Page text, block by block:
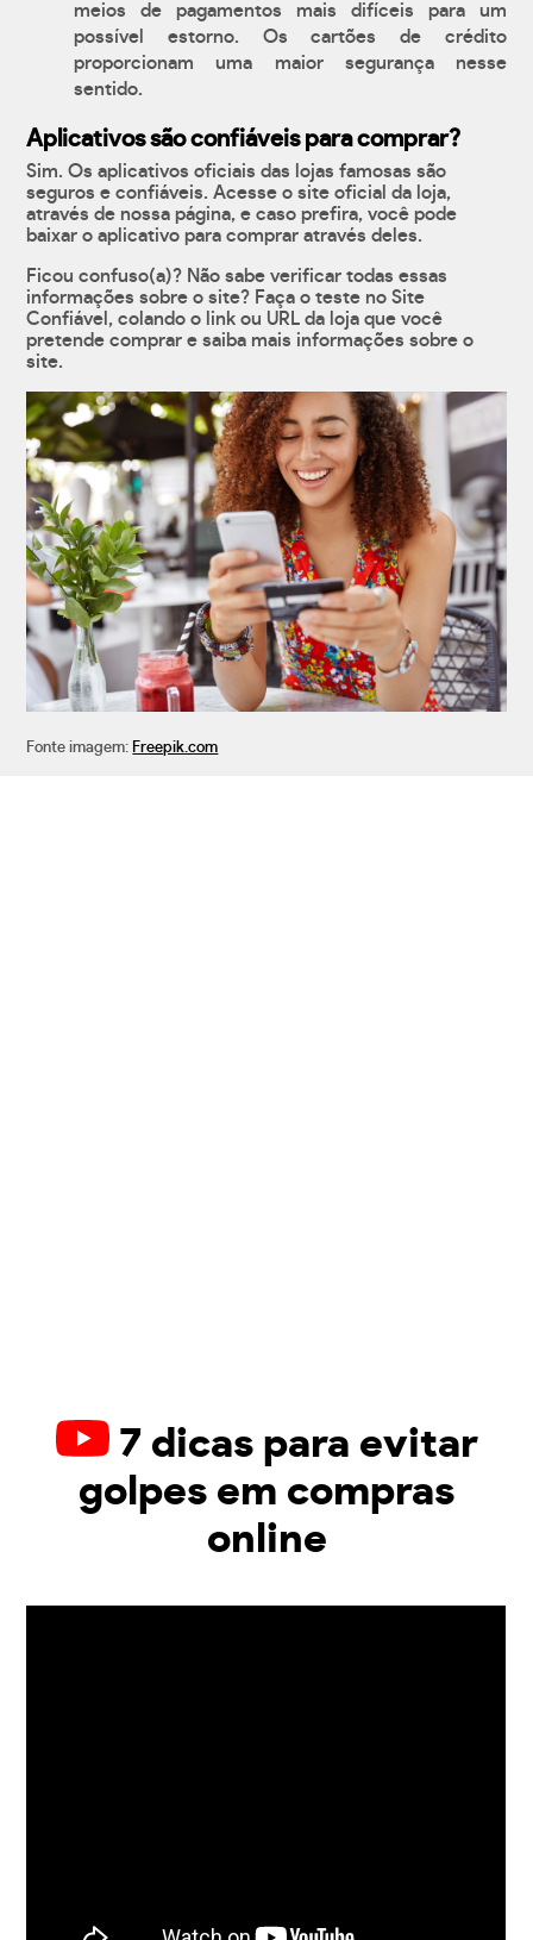
meios de pagamentos mais difíceis para um
possível estorno. Os cartões de crédito
proporcionam uma maior segurança nesse
sentido.
Aplicativos são confiáveis para comprar?
Sim. Os aplicativos oficiais das lojas famosas são
seguros e confiáveis. Acesse o site oficial da loja,
através de nossa página, e caso prefira, você pode
baixar o aplicativo para comprar através deles.
Ficou confuso(a)? Não sabe verificar todas essas
informações sobre o site? Faça o teste no Site
Confiável, colando o link ou URL da loja que você
pretende comprar e saiba mais informações sobre o
site.
Fonte imagem: Freepik.com
7 dicas para evitar
golpes em compras
online